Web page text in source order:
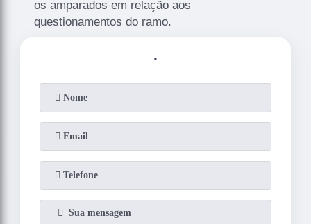
os amparados em relação aos
questionamentos do ramo.
.